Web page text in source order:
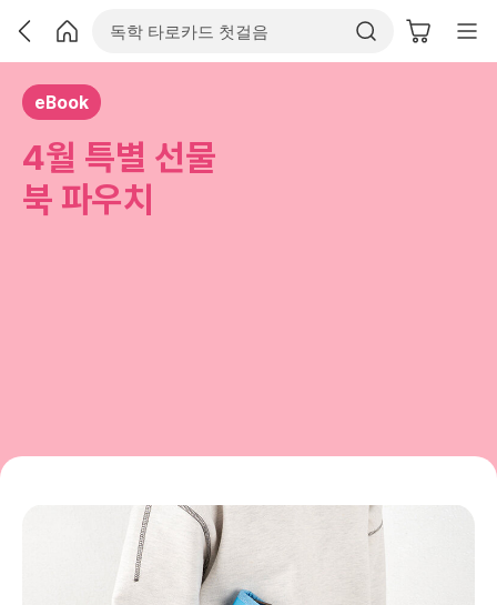
eBook
4월 특별 선물
북 파우치